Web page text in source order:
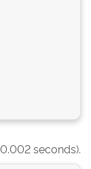
seconds).